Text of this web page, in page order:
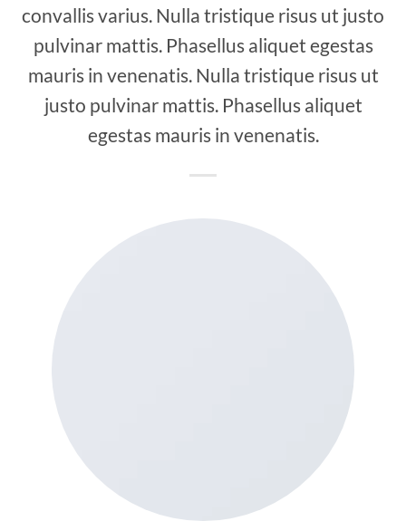
convallis varius. Nulla tristique risus ut justo
pulvinar mattis. Phasellus aliquet egestas
mauris in venenatis. Nulla tristique risus ut
justo pulvinar mattis. Phasellus aliquet
egestas mauris in venenatis.